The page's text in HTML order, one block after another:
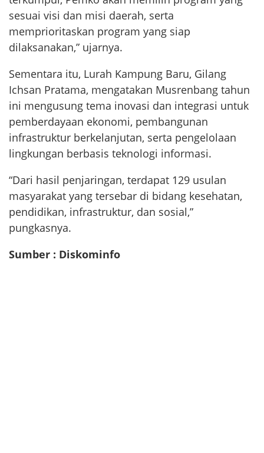
sesuai visi dan misi daerah, serta
memprioritaskan program yang siap
dilaksanakan,” ujarnya.
Sementara itu, Lurah Kampung Baru, Gilang
Ichsan Pratama, mengatakan Musrenbang tahun
ini mengusung tema inovasi dan integrasi untuk
pemberdayaan ekonomi, pembangunan
infrastruktur berkelanjutan, serta pengelolaan
lingkungan berbasis teknologi informasi.
“Dari hasil penjaringan, terdapat 129 usulan
masyarakat yang tersebar di bidang kesehatan,
pendidikan, infrastruktur, dan sosial,”
pungkasnya.
Sumber : Diskominfo